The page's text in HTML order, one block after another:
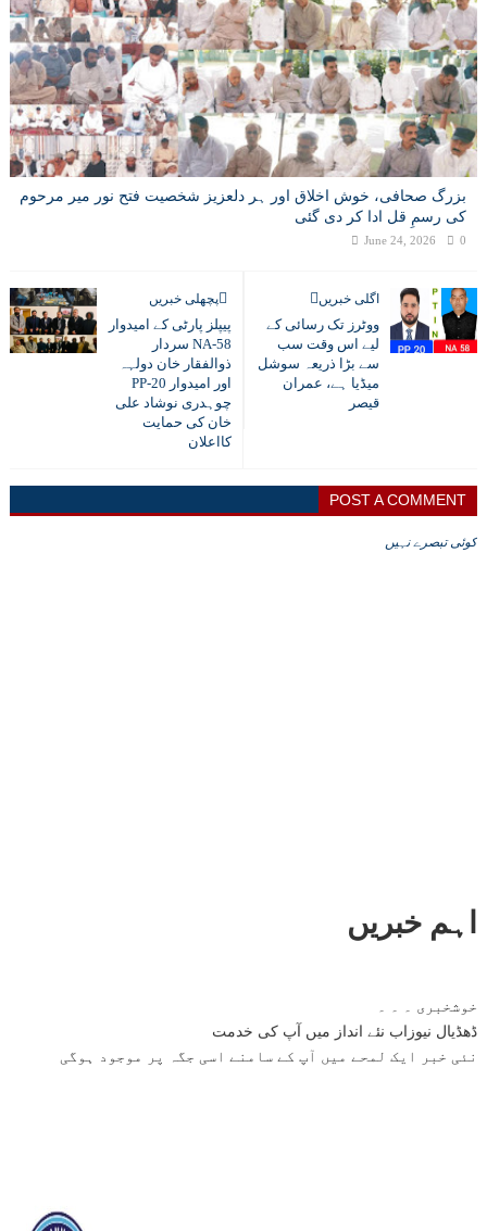
بزرگ صحافی، خوش اخلاق اور ہر دلعزیز شخصیت فتح نور میر مرحوم
کی رسمِ قل ادا کر دی گئی
June 24, 2026 0
اگلی خبریں
ووٹرز تک رسائی کے
لیے اس وقت سب
سے بڑا ذریعہ سوشل
میڈیا ہے، عمران
قیصر
پچھلی خبریں
پیپلز پارٹی کے امیدوار
NA-58 سردار
ذوالفقار خان دولہہ
اور امیدوار PP-20
چوہدری نوشاد علی
خان کی حمایت
کااعلان
POST A COMMENT
کوئی تبصرے نہیں
اہم خبریں
ڈھڈیال نیوزاب نئے انداز میں آپ کی خدمت
نئی خبر ایک لمحے میں آپ کے سامنے اسی جگہ پر موجود ہوگی